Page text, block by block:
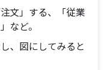
文」する、「従業
など。
、図にしてみると